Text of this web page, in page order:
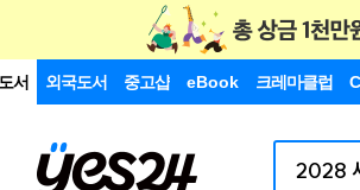
서 외국도서 중고샵 eBook 크레마클럽